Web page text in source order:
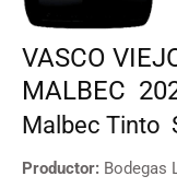
VASCO
MALBEC
Malbec Tinto
Productor: Bodegas